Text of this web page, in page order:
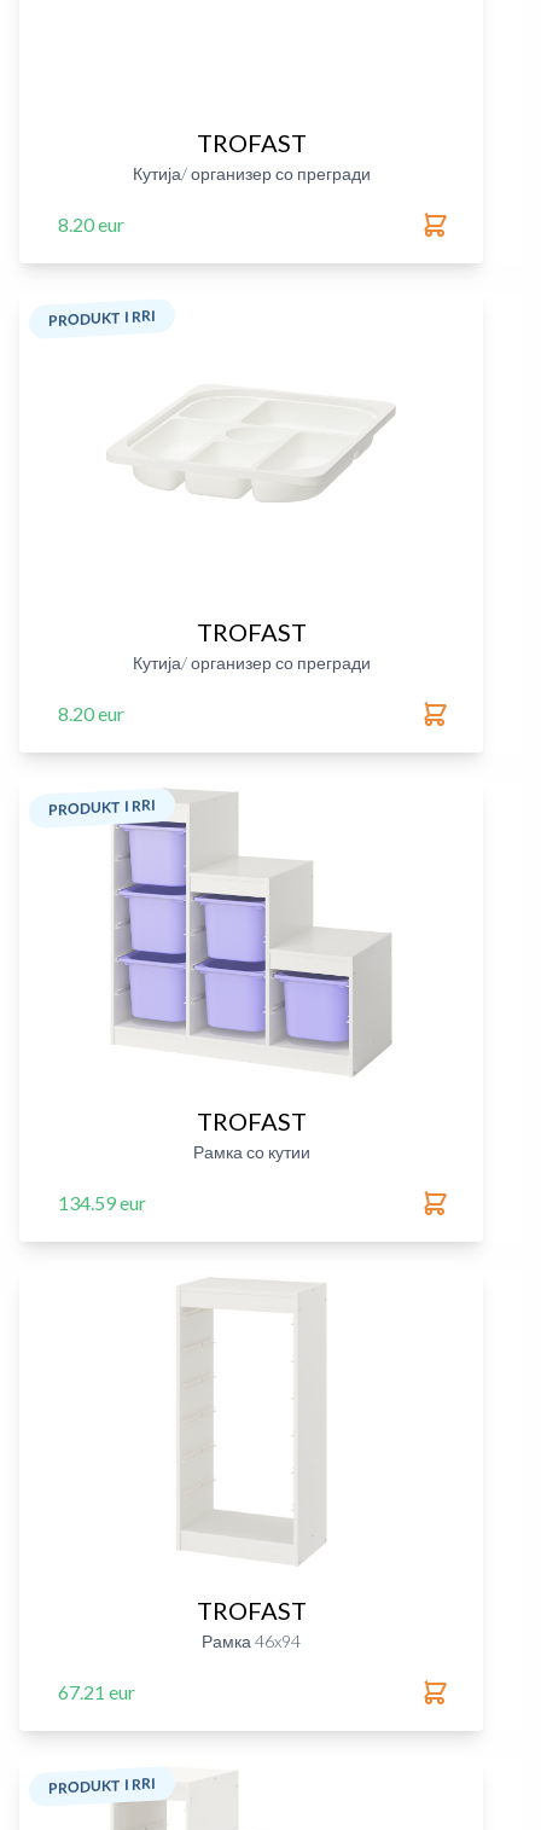
TROFAST
Кутија/ организер со прегради
8.20 eur
PRODUKT I RRI
TROFAST
Кутија/ организер со прегради
8.20 eur
PRODUKT I RRI
TROFAST
Рамка со кутии
134.59 eur
TROFAST
Рамка 46x94
67.21 eur
PRODUKT I RRI